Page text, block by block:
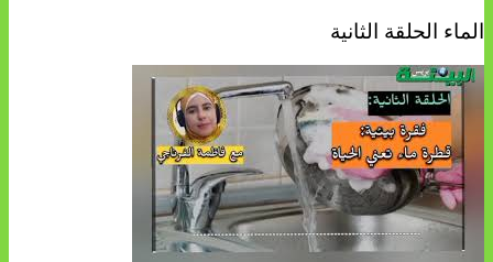
الماء الحلقة الثانية